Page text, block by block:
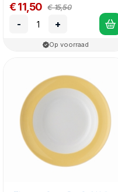
€ 11,50 € 15,50
- +
Op voorraad